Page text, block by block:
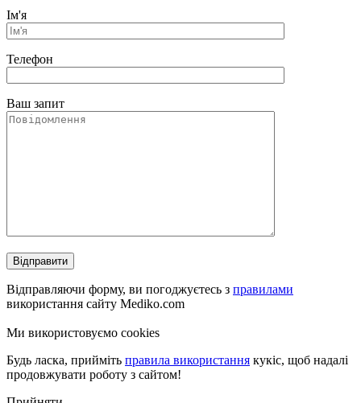
Ім'я
Телефон
Ваш запит
Відправляючи форму, ви погоджуєтесь з правилами
використання сайту Mediko.com
Ми використовуємо cookies
Будь ласка, прийміть правила використання кукіс, щоб надалі
продовжувати роботу з сайтом!